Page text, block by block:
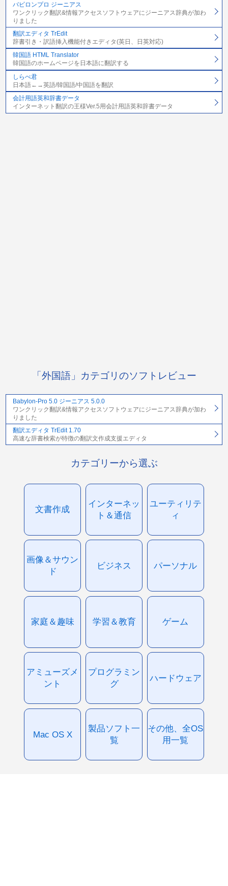
バビロンプロ ジーニアス
ワンクリック翻訳&情報アクセスソフトウェアにジーニアス辞典が加わ
りました
翻訳エディタ TrEdit
辞書引き・訳語挿入機能付きエディタ(英日、日英対応)
韓国語 HTML Translator
韓国語のホームページを日本語に翻訳する
しらべ君
日本語←→英語/韓国語/中国語を翻訳
会計用語英和辞書データ
インターネット翻訳の王様Ver.5用会計用語英和辞書データ
「外国語」カテゴリのソフトレビュー
Babylon-Pro 5.0 ジーニアス 5.0.0
ワンクリック翻訳&情報アクセスソフトウェアにジーニアス辞典が加わ
りました
翻訳エディタ TrEdit 1.70
高速な辞書検索が特徴の翻訳文作成支援エディタ
カテゴリーから選ぶ
文書作成
インターネッ
ト＆通信
ユーティリテ
ィ
画像＆サウン
ド
ビジネス パーソナル
家庭＆趣味 学習＆教育 ゲーム
アミューズメ
ント
プログラミン
グ
ハードウェア
Mac OS X
製品ソフト一
覧
その他、全OS
用一覧